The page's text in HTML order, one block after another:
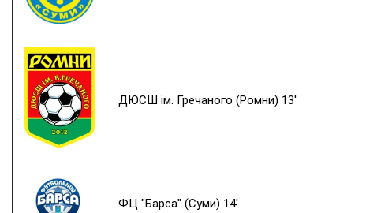
ДЮСШ ім. Гречаного (Ромни) 13'
ФЦ "Барса" (Суми) 14'